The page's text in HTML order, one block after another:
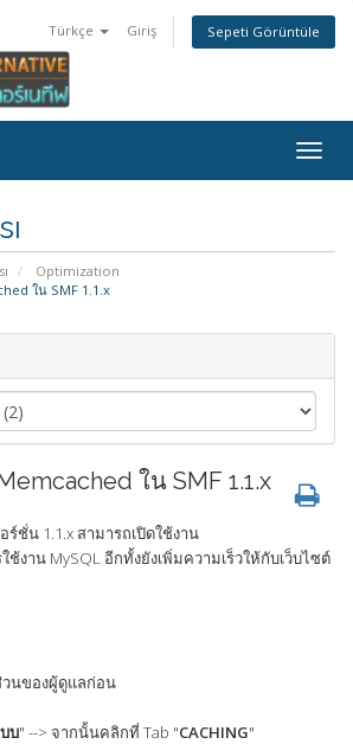
Türkçe Giriş Sepeti Görüntüle
Optimization
ใน SMF 1.1.x
ใน SMF 1.1.x
ร์ชั่น 1.1.x สามารถเปิดใช้งาน
ช้งาน MySQL อีกทั้งยังเพิ่มความเร็วให้กับเว็บไซต์
วนของผู้ดูแลก่อน
บ" --> จากนั้นคลิกที่ Tab "CACHING"